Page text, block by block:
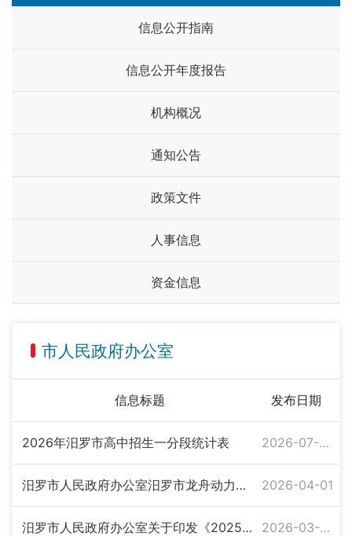
信息公开指南
信息公开年度报告
机构概况
通知公告
政策文件
人事信息
资金信息
市人民政府办公室
信息标题 发布日期
2026年汨罗市高中招生一分段统计表 2026-07-02
汨罗市人民政府办公室汨罗市龙舟动力小区、印刷厂小区、肉联厂小区危旧住房改造项目解危搬迁实施方案 （汨政办发〔2026〕4号） 2026-04-01
汨罗市人民政府办公室关于印发《2025年度市人大代表大会票决民生实事任务分解表》的通知 （汨政办函〔2026〕2号） 2026-03-04